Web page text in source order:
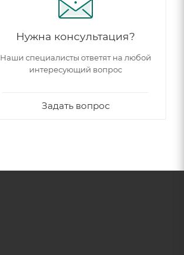
Нужна консультация?
Наши специалисты ответят на любой
интересующий вопрос
Задать вопрос